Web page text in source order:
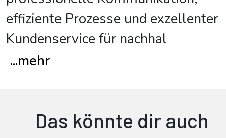
effiziente Prozesse und exzellenter
Kundenservice für nachhal
...mehr
Das könnte dir auch